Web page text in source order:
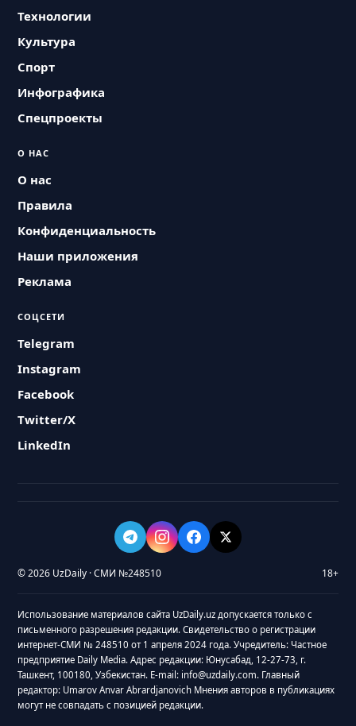
Технологии
Культура
Спорт
Инфографика
Спецпроекты
О НАС
О нас
Правила
Конфиденциальность
Наши приложения
Реклама
СОЦСЕТИ
Telegram
Instagram
Facebook
Twitter/X
LinkedIn
© 2026 UzDaily · СМИ №248510 18+
Использование материалов сайта UzDaily.uz допускается только с
письменного разрешения редакции. Свидетельство о регистрации
интернет-СМИ № 248510 от 1 апреля 2024 года. Учредитель: Частное
предприятие Daily Media. Адрес редакции: Юнусабад, 12-27-73, г.
Ташкент, 100180, Узбекистан. E-mail: info@uzdaily.com. Главный
редактор: Umarov Anvar Abrardjanovich Мнения авторов в публикациях
могут не совпадать с позицией редакции.